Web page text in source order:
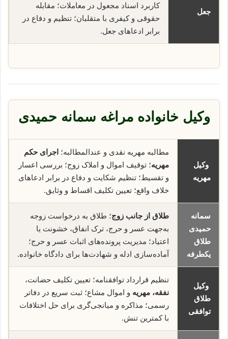
جعل
کاربرد اسناد مجعول در معاملات؛ مقابله
حقوقی و کیفری با متقلبان؛ تنظیم و دفاع در
برابر ادعاهای جعل.
وکیل خانواده مراغه سمانه حمیدی
وکیل
مهریه
مطالبه مهریه نقدی و عندالمطالبه؛ اجرای حکم
مهریه؛ توقیف اموال و املاک زوج؛ بررسی اعسار
و تقسیط؛ تنظیم شکایت و دفاع در برابر ادعاهای
خلاف واقع؛ تعیین تکلیف اقساط و وثایق.
سمانه
حمیدی
طلاق
یکطرفه
طلاق از جانب زوج؛ طلاق به درخواست زوجه
به‌جهت عسر و حرج، ترک انفاق، خشونت یا
اعتیاد؛ مدیریت پرونده‌های اثبات عسر و حرج؛
آماده‌سازی ادله و شهادت‌ها برای دادگاه خانواده.
وکیل
طلاق
توافقی
تنظیم قرارداد توافقنامه؛ تعیین تکلیف حضانت،
نفقه، مهریه و اموال مشاع؛ ثبت سریع در دفاتر
رسمی؛ مذاکره و میانجی‌گری برای حل اختلافات
با کمترین تنش.